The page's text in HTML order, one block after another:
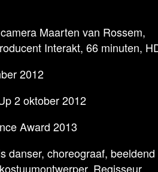
Maarten van Rossem,
Interakt, 66 minuten,
2012
2 oktober 2012
Award 2013
danser, choreograaf, beeldend
Regisseur